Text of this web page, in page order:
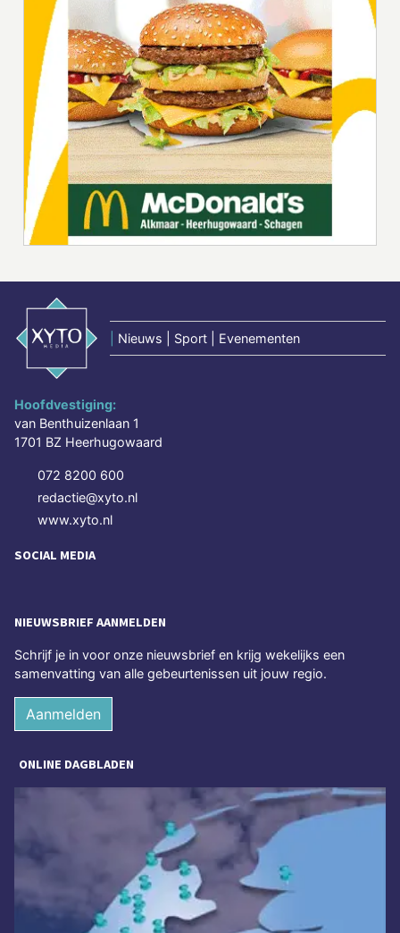
Nieuws | Sport | Evenementen
Hoofdvestiging:
van Benthuizenlaan 1
1701 BZ Heerhugowaard
072 8200 600
redactie@xyto.nl
www.xyto.nl
SOCIAL MEDIA
NIEUWSBRIEF AANMELDEN
Schrijf je in voor onze nieuwsbrief en krijg wekelijks een
samenvatting van alle gebeurtenissen uit jouw regio.
Aanmelden
ONLINE DAGBLADEN